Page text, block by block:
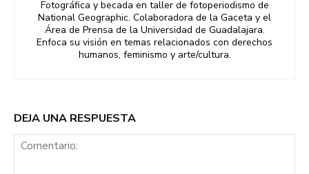
Fotográfica y becada en taller de fotoperiodismo de
National Geographic. Colaboradora de la Gaceta y el
Área de Prensa de la Universidad de Guadalajara.
Enfoca su visión en temas relacionados con derechos
humanos, feminismo y arte/cultura.
DEJA UNA RESPUESTA